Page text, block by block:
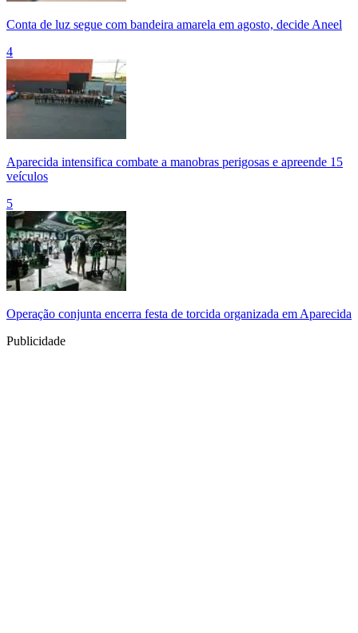
Conta de luz segue com bandeira amarela em agosto, decide Aneel
4
Aparecida intensifica combate a manobras perigosas e apreende 15
veículos
5
Operação conjunta encerra festa de torcida organizada em Aparecida
Publicidade